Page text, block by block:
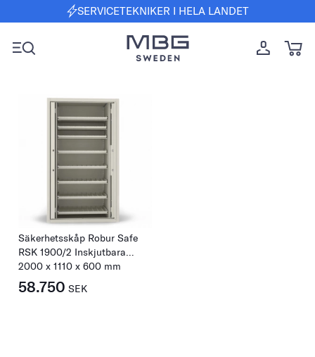
SERVICETEKNIKER I HELA LANDET
Säkerhetsskåp Robur Safe
RSK 1900/2 Inskjutbara
dörrar & sockel
2000 x 1110 x 600 mm
58.750 SEK